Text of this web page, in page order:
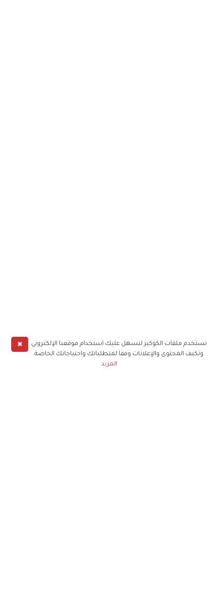
✖
نستخدم ملفات الكوكيز لنسهل عليك استخدام موقعنا الإلكتروني
ونكيف المحتوى والإعلانات وفقا لمتطلباتك واحتياجاتك الخاصة
المزيد